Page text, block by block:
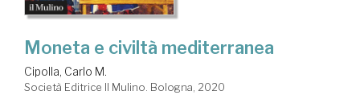
Moneta e civiltà mediterranea
Cipolla, Carlo M.
Società Editrice Il Mulino. Bologna, 2020